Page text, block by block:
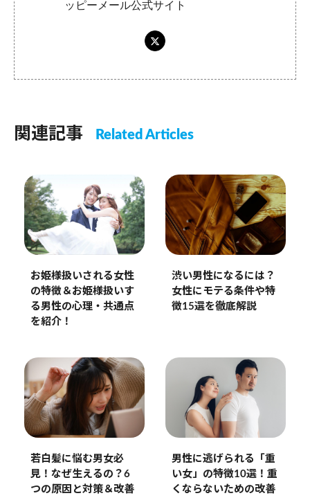
ッピーメール公式サイト
関連記事 Related Articles
お姫様扱いされる女性
の特徴＆お姫様扱いす
る男性の心理・共通点
を紹介！
渋い男性になるには？
女性にモテる条件や特
徴15選を徹底解説
若白髪に悩む男女必
見！なぜ生えるの？6
つの原因と対策＆改善
男性に逃げられる「重
い女」の特徴10選！重
くならないための改善